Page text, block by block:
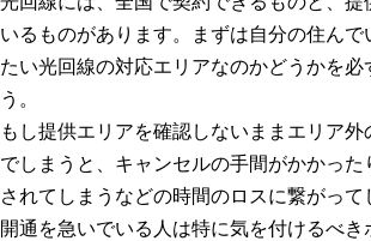
いるものがあります。まずは自分の住んで
たい光回線の対応エリアなのかどうかを必
う。
もし提供エリアを確認しないままエリア
でしまうと、キャンセルの手間がかかった
されてしまうなどの時間のロスに繋がって
開通を急いでいる人は特に気を付けるべき